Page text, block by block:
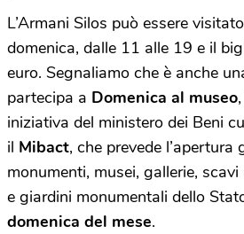
L’Armani Silos può essere
domenica, dalle 11 alle 19 e il
euro. Segnaliamo che è anche
partecipa a Domenica al museo
iniziativa del ministero dei Beni
il Mibact, che prevede l’apertura
monumenti, musei, gallerie,
e giardini monumentali dello
domenica del mese.